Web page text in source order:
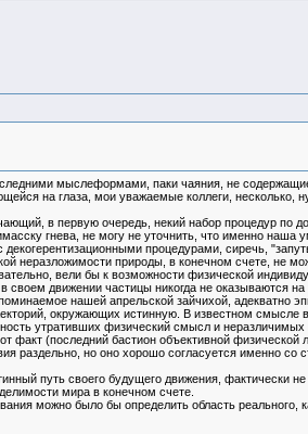
мыслеформами, паки чаяния, не
на глаза, мои уважаемые коллеги, несколько,
в первую очередь, некий набор процедур по
гнева, не могу не уточнить, что именно наша
декогерентизационными процедурами, сиречь,
неразложимости природы, в конечном счете, не
вели бы к возможности физической
своем движении частицы никогда не оказываются
нашей апрельской зайчихой, адекватно
окружающих истинную. В известном смысле
утративших физический смысл и
факт (последний бастион объективной
но оно хорошо согласуется именно со
путь своего будущего движения, фактически
мира в конечном счете.
можно было бы определить область